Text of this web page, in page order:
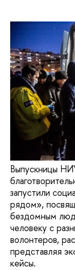
Выпускницы
запустили
рядом»,
бездомным
человеку с
волонтеров,
представляя
кейсы.